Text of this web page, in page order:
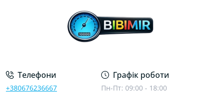
Телефони
+380676236667
Графік роботи
Пн-Пт: 09:00 - 18:00